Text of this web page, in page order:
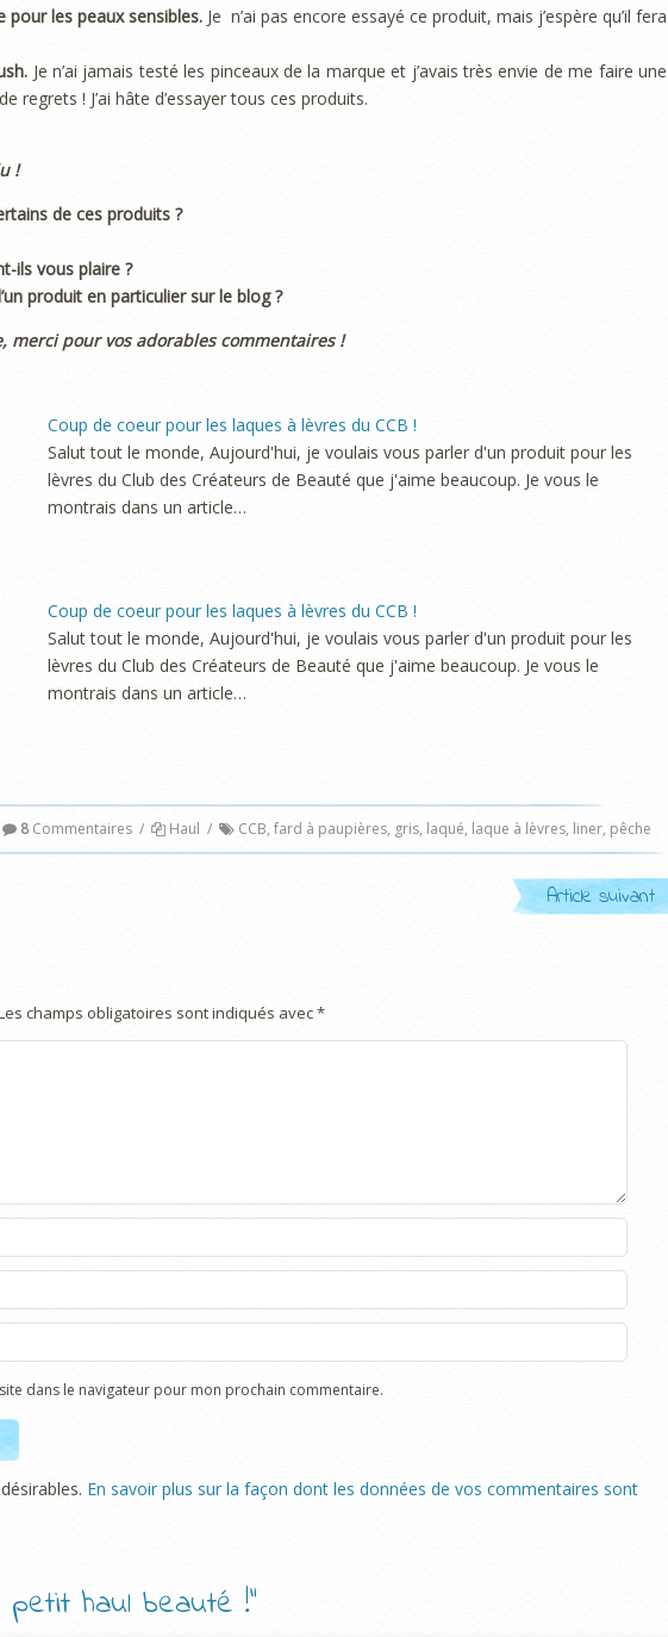
pour les peaux sensibles. Je n’ai pas encore essayé ce produit, mais j’espère qu’il fera
Je n’ai jamais testé les pinceaux de la marque et j’avais très envie de me faire une
regrets ! J’ai hâte d’essayer tous ces produits.
!
de ces produits ?
ils vous plaire ?
produit en particulier sur le blog ?
merci pour vos adorables commentaires !
Coup de coeur pour les laques à lèvres du CCB !
Salut tout le monde, Aujourd'hui, je voulais vous parler d'un produit pour les
lèvres du Club des Créateurs de Beauté que j'aime beaucoup. Je vous le
montrais dans un article…
Coup de coeur pour les laques à lèvres du CCB !
Salut tout le monde, Aujourd'hui, je voulais vous parler d'un produit pour les
lèvres du Club des Créateurs de Beauté que j'aime beaucoup. Je vous le
montrais dans un article…
8Commentaires / Haul / CCB, fard à paupières, gris, laqué, laque à lèvres, liner, pêche
Article suivant
champs obligatoires sont indiqués avec*
dans le navigateur pour mon prochain commentaire.
En savoir plus sur la façon dont les données de vos commentaires sont
petit haul beauté !”